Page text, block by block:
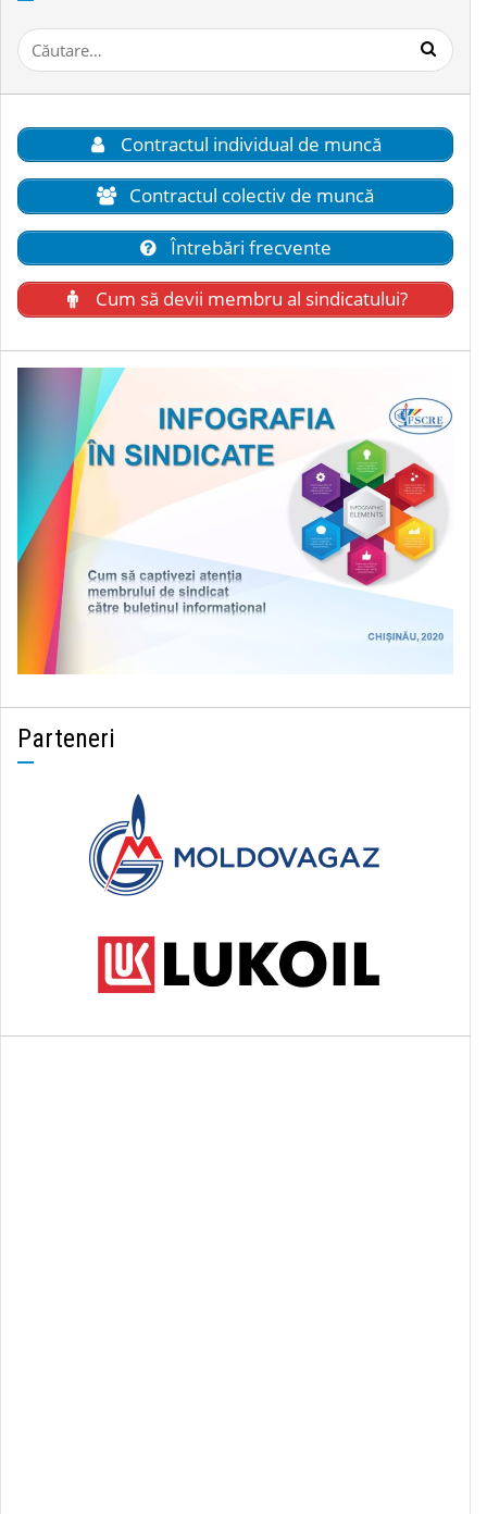
Caută
după:
Contractul individual de muncă
Contractul colectiv de muncă
Întrebări frecvente
Cum să devii membru al sindicatului?
Parteneri